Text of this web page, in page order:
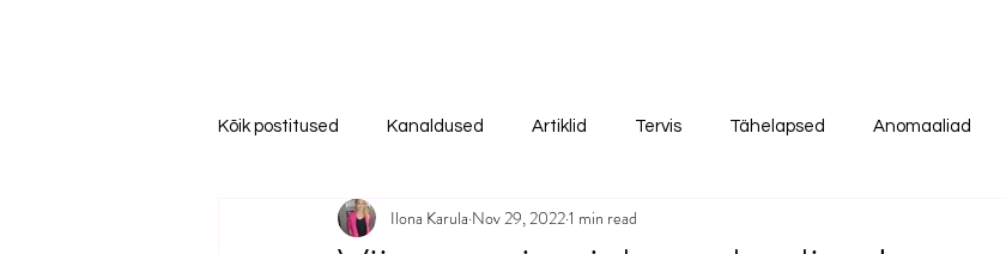
Kõik postitused Kanaldused Artiklid Tervis Tähelapsed Anomaaliad
Ilona Karula Nov 29, 20221 min read